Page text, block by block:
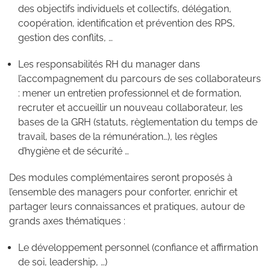
des objectifs individuels et collectifs, délégation,
coopération, identification et prévention des RPS,
gestion des conflits, …
Les responsabilités RH du manager dans
l’accompagnement du parcours de ses collaborateurs
: mener un entretien professionnel et de formation,
recruter et accueillir un nouveau collaborateur, les
bases de la GRH (statuts, règlementation du temps de
travail, bases de la rémunération…), les règles
d’hygiène et de sécurité …
Des modules complémentaires seront proposés à
l’ensemble des managers pour conforter, enrichir et
partager leurs connaissances et pratiques, autour de
grands axes thématiques :
Le développement personnel (confiance et affirmation
de soi, leadership, …)